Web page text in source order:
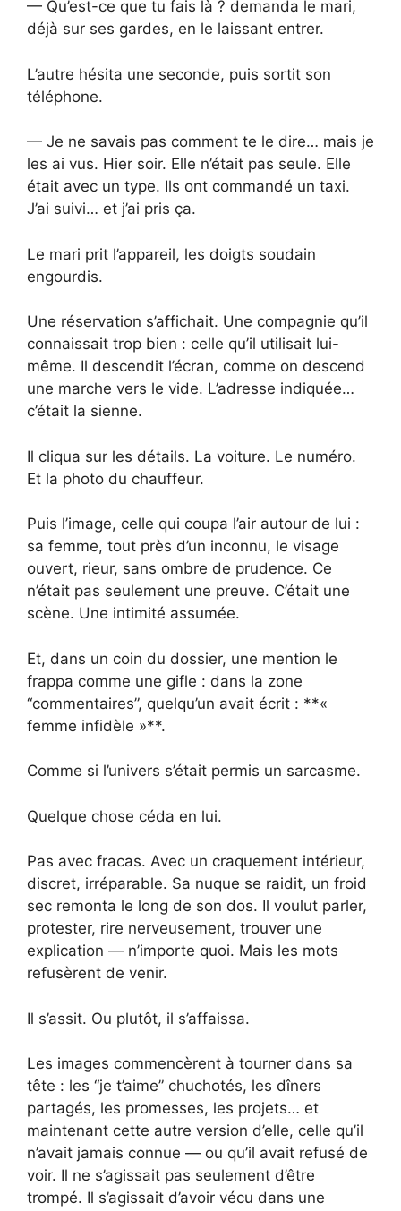
— Qu’est-ce que tu fais là ? demanda le mari,
déjà sur ses gardes, en le laissant entrer.
L’autre hésita une seconde, puis sortit son
téléphone.
— Je ne savais pas comment te le dire… mais je
les ai vus. Hier soir. Elle n’était pas seule. Elle
était avec un type. Ils ont commandé un taxi.
J’ai suivi… et j’ai pris ça.
Le mari prit l’appareil, les doigts soudain
engourdis.
Une réservation s’affichait. Une compagnie qu’il
connaissait trop bien : celle qu’il utilisait lui-
même. Il descendit l’écran, comme on descend
une marche vers le vide. L’adresse indiquée…
c’était la sienne.
Il cliqua sur les détails. La voiture. Le numéro.
Et la photo du chauffeur.
Puis l’image, celle qui coupa l’air autour de lui :
sa femme, tout près d’un inconnu, le visage
ouvert, rieur, sans ombre de prudence. Ce
n’était pas seulement une preuve. C’était une
scène. Une intimité assumée.
Et, dans un coin du dossier, une mention le
frappa comme une gifle : dans la zone
“commentaires”, quelqu’un avait écrit : **«
femme infidèle »**.
Comme si l’univers s’était permis un sarcasme.
Quelque chose céda en lui.
Pas avec fracas. Avec un craquement intérieur,
discret, irréparable. Sa nuque se raidit, un froid
sec remonta le long de son dos. Il voulut parler,
protester, rire nerveusement, trouver une
explication — n’importe quoi. Mais les mots
refusèrent de venir.
Il s’assit. Ou plutôt, il s’affaissa.
Les images commencèrent à tourner dans sa
tête : les “je t’aime” chuchotés, les dîners
partagés, les promesses, les projets… et
maintenant cette autre version d’elle, celle qu’il
n’avait jamais connue — ou qu’il avait refusé de
voir. Il ne s’agissait pas seulement d’être
trompé. Il s’agissait d’avoir vécu dans une